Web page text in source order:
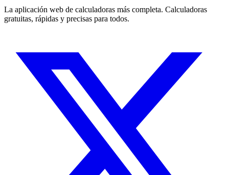
La aplicación web de calculadoras más completa. Calculadoras
gratuitas, rápidas y precisas para todos.